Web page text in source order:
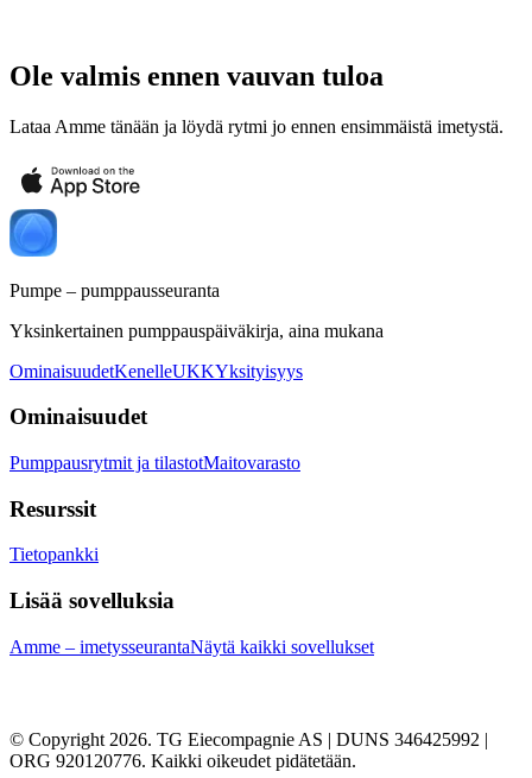
Ole valmis ennen vauvan tuloa
Lataa Amme tänään ja löydä rytmi jo ennen ensimmäistä imetystä.
Pumpe – pumppausseuranta
Yksinkertainen pumppauspäiväkirja, aina mukana
OminaisuudetKenelleUKKYksityisyys
Ominaisuudet
Pumppausrytmit ja tilastotMaitovarasto
Resurssit
Tietopankki
Lisää sovelluksia
Amme – imetysseurantaNäytä kaikki sovellukset
© Copyright 2026. TG Eiecompagnie AS | DUNS 346425992 |
ORG 920120776. Kaikki oikeudet pidätetään.